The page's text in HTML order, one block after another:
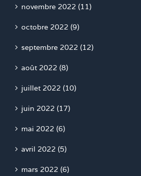
novembre 2022 (11)
octobre 2022 (9)
septembre 2022 (12)
août 2022 (8)
juillet 2022 (10)
juin 2022 (17)
mai 2022 (6)
avril 2022 (5)
mars 2022 (6)